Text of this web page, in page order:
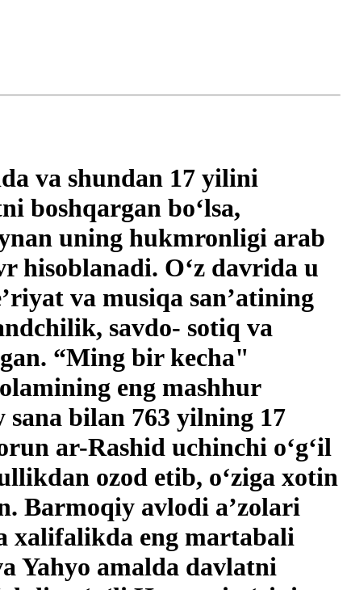
va shundan 17 yilini
boshqargan bo‘lsa,
uning hukmronligi arab
hisoblanadi. O‘z davrida u
va musiqa san’atining
savdo- sotiq va
“Ming bir kecha"
eng mashhur
bilan 763 yilning 17
ar-Rashid uchinchi o‘g‘il
ozod etib, o‘ziga xotin
Barmoqiy avlodi a’zolari
xalifalikda eng martabali
Yahyo amalda davlatni